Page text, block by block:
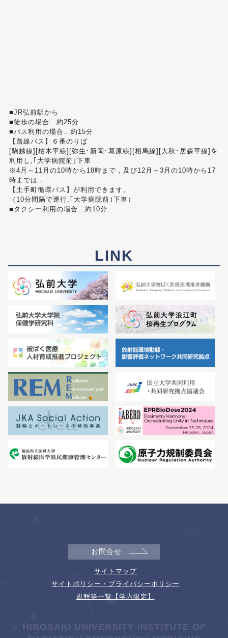
■JR弘前駅から
■徒歩の場合…約25分
■バス利用の場合…約15分
【路線バス】６番のりば
[駒越線][枯木平線][弥生･新岡･葛原線][相馬線][大秋･居森平線]を
利用し,｢大学病院前｣下車
※4月～11月の10時から18時まで，及び12月～3月の10時から17
時までは，
【土手町循環バス】が利用できます。
（10分間隔で運行,｢大学病院前｣下車）
■タクシー利用の場合…約10分
LINK
お問合せ
サイトマップ
サイトポリシー・プライバシーポリシー
規程等一覧【学内限定】
HIROSAKI UNIVERSITY INSTITUTE OF